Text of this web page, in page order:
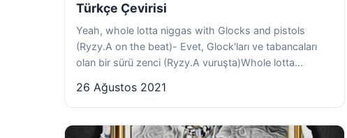
Türkçe Çevirisi
Yeah, whole lotta niggas with Glocks and pistols
(Ryzy.A on the beat)- Evet, Glock'ları ve tabancaları
olan bir sürü zenci (Ryzy.A vuruşta)Whole lotta...
26 Ağustos 2021